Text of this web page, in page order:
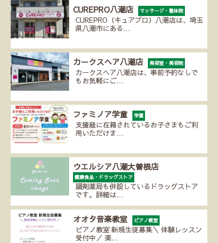
CUREPRO八潮店 マッサージ・整体院
CUREPRO（キュアプロ）八潮店は、埼玉
県八潮市にある…
カークスヘア八潮店 美容室・美容院
カークスヘア八潮店は、事前予約なしで
もお気軽にご…
ファミノア学童 学童
支援級に在籍されているお子さまもご利
用いただけま…
ウエルシア八潮大曽根店
健康食品・ドラッグストア
調剤薬局も併設しているドラッグストア
です。詳細は…
オオタ音楽教室 ピアノ教室
ピアノ教室 新規生徒募集＼ 体験レッスン
受付中／ 楽…